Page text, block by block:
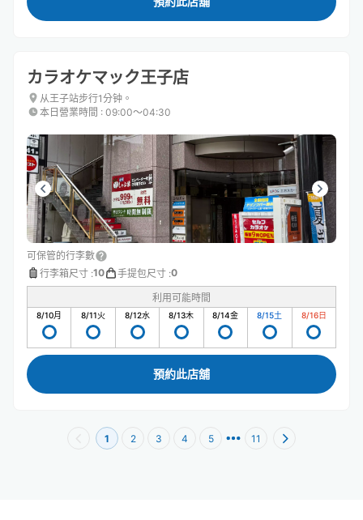
カラオケマック王子店
从王子站步行1分钟。
本日營業時間 : 09:00〜04:30
可保管的行李數
行李箱尺寸 :10 手提包尺寸 :0
利用可能時間
8/10月 8/11火 8/12水 8/13木 8/14金 8/15土 8/16日
預約此店舖
1 2 3 4 5 11